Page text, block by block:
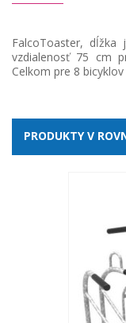
FalcoToaster,
vzdialenosť 75 cm
Celkom pre 8 bicyklov
PRODUKTY V